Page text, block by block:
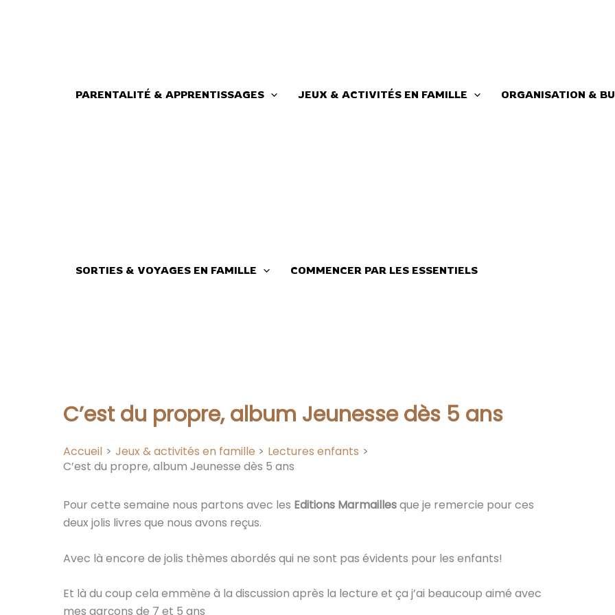
PARENTALITÉ & APPRENTISSAGES JEUX & ACTIVITÉS EN FAMILLE ORGANISATION &
SORTIES & VOYAGES EN FAMILLE COMMENCER PAR LES ESSENTIELS
C’est du propre, album Jeunesse dès 5 ans
Accueil Jeux & activités en famille
Lectures enfants
C’est du propre, album Jeunesse dès 5 ans
Pour cette semaine nous partons avec les Editions Marmaillesque je remercie pour ces
deux jolis livres que nous avons reçus.
Avec là encore de jolis thèmes abordés qui ne sont pas évidents pour les enfants!
Et là du coup cela emmène à la discussion après la lecture et ça j’ai beaucoup aimé avec
mes garçons de 7 et 5 ans